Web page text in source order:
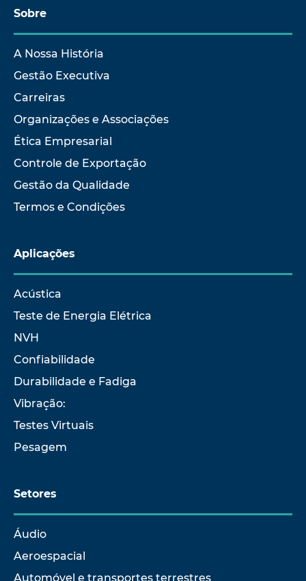
Sobre
A Nossa História
Gestão Executiva
Carreiras
Organizações e Associações
Ética Empresarial
Controle de Exportação
Gestão da Qualidade
Termos e Condições
Aplicações
Acústica
Teste de Energia Elétrica
NVH
Confiabilidade
Durabilidade e Fadiga
Vibração:
Testes Virtuais
Pesagem
Setores
Áudio
Aeroespacial
Automóvel e transportes terrestres